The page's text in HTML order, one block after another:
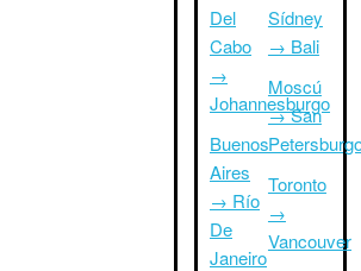
Del
Cabo
→
Johannesburgo
Buenos
Aires
→ Río
De
Janeiro
Sídney
→ Bali
Moscú
→ San
Toronto
→
Vancouver